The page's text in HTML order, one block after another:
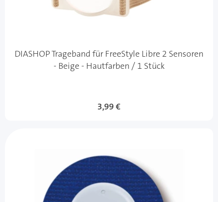
DIASHOP Trageband für FreeStyle Libre 2 Sensoren
- Beige - Hautfarben / 1 Stück
Sonderangebot
3,99 €